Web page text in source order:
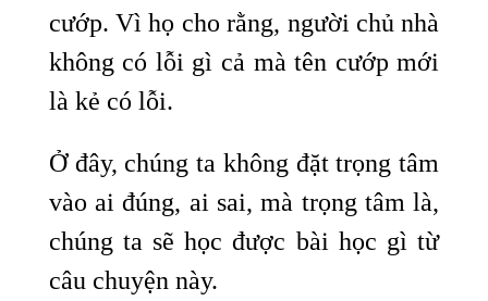
cướp. Vì họ cho rằng, người chủ nhà
không có lỗi gì cả mà tên cướp mới
là kẻ có lỗi.
Ở đây, chúng ta không đặt trọng tâm
vào ai đúng, ai sai, mà trọng tâm là,
chúng ta sẽ học được bài học gì từ
câu chuyện này.